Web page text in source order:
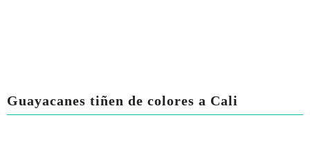
Guayacanes tiñen de colores a Cali